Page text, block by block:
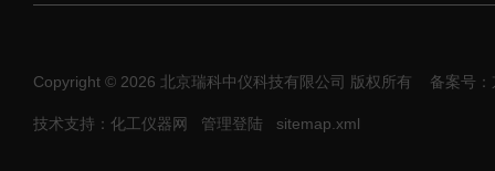
Copyright © 2026 北京瑞科中仪科技有限公司 版权所有 备案号
技术支持：化工仪器网 管理登陆 sitemap.xml